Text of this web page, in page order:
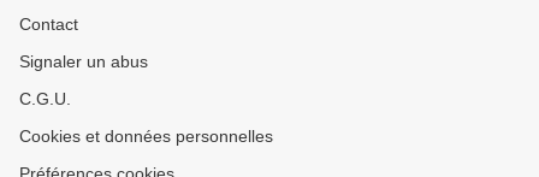
Contact
Signaler un abus
C.G.U.
Cookies et données personnelles